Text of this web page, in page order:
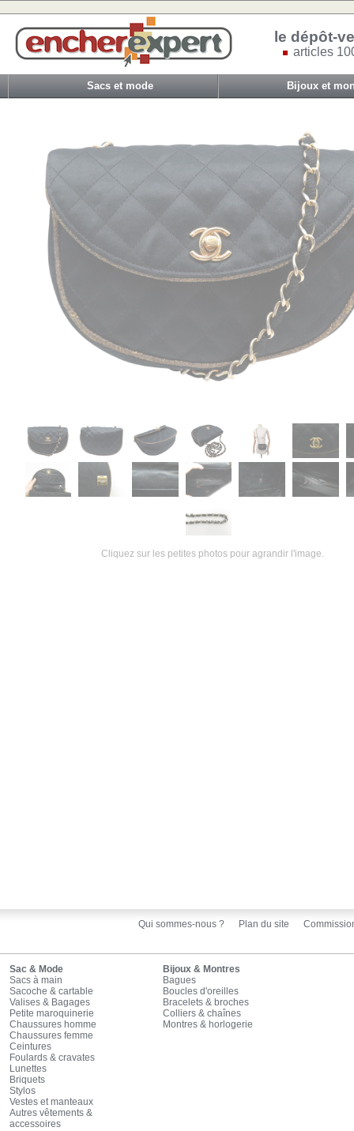
le dépôt-
articles
Sacs et mode Bijoux et
Cliquez sur les petites photos pour agrandir l'image.
Qui sommes-nous ? Plan du site
Sac & Mode
Sacs à main
Sacoche & cartable
Valises & Bagages
Petite maroquinerie
Chaussures homme
Chaussures femme
Ceintures
Foulards & cravates
Lunettes
Briquets
Stylos
Vestes et manteaux
Autres vêtements &
accessoires
Bijoux & Montres
Bagues
Boucles d'oreilles
Bracelets & broches
Colliers & chaînes
Montres & horlogerie